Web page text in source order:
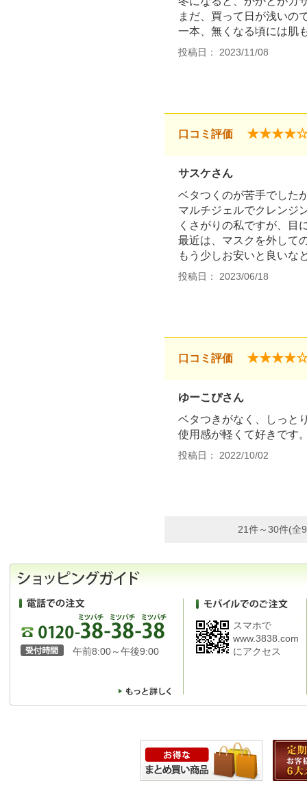
まだ、買って日が浅いの
一本、無くなる頃には肌
投稿日： 2023/11/08
口コミ評価
サスケさん
ベタつくのが苦手でした
マルチジェルでクレンジ
くさがりの私ですが、目
最近は、マスクを外して
もう少しお安いと良いな
投稿日： 2023/06/18
口コミ評価
ゆーこぴさん
ベタつきがなく、しっと
使用感が軽くて好きです
投稿日： 2022/10/02
21件～30件(全
午前8:00～午後9:00
スマホで
www.3838.com
にアクセス